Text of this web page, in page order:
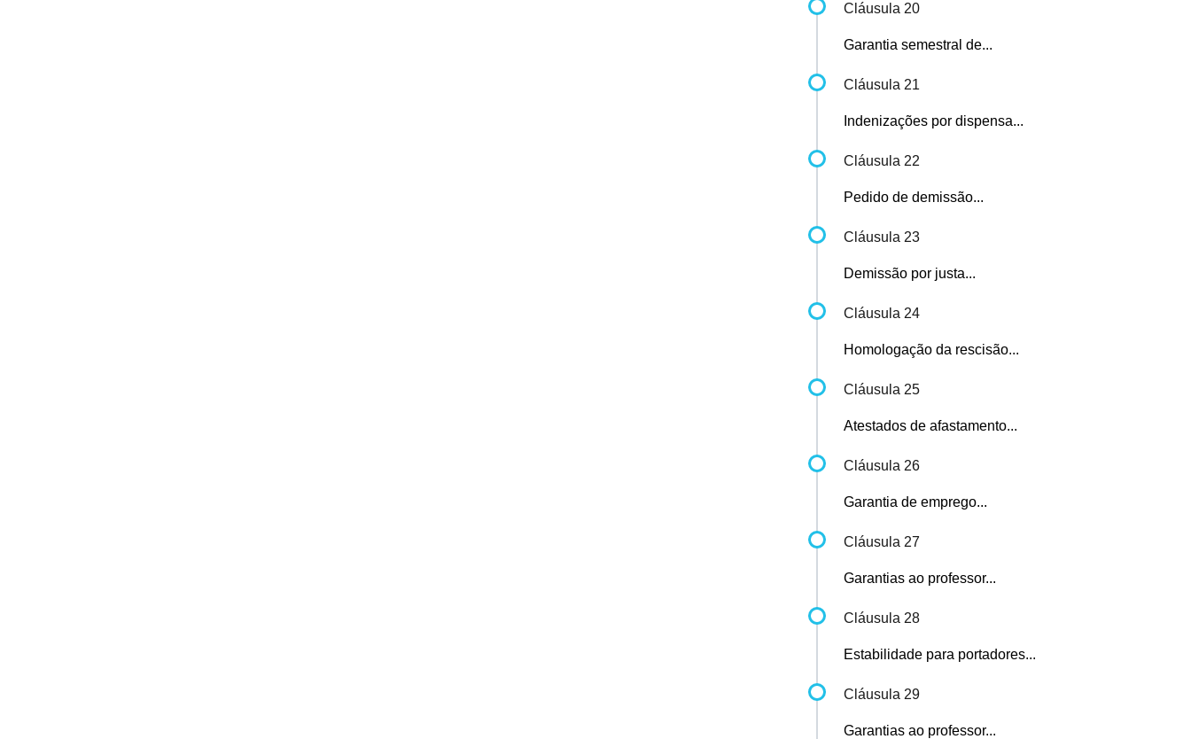
Cláusula 20
Garantia semestral de...
Cláusula 21
Indenizações por dispensa...
Cláusula 22
Pedido de demissão...
Cláusula 23
Demissão por justa...
Cláusula 24
Homologação da rescisão...
Cláusula 25
Atestados de afastamento...
Cláusula 26
Garantia de emprego...
Cláusula 27
Garantias ao professor...
Cláusula 28
Estabilidade para portadores...
Cláusula 29
Garantias ao professor...